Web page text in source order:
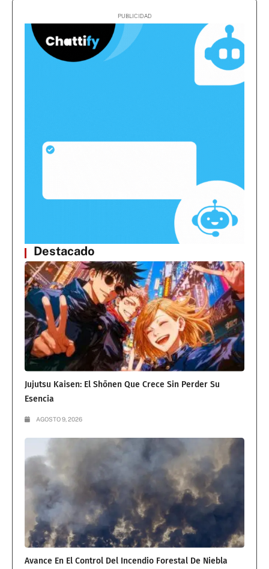
Destacado
Jujutsu Kaisen: El Shōnen Que Crece Sin Perder Su
Esencia
AGOSTO 9, 2026
Avance En El Control Del Incendio Forestal De Niebla